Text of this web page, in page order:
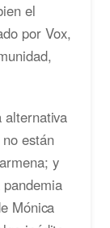
el
por Vox,
alternativa
están
y
Mónica